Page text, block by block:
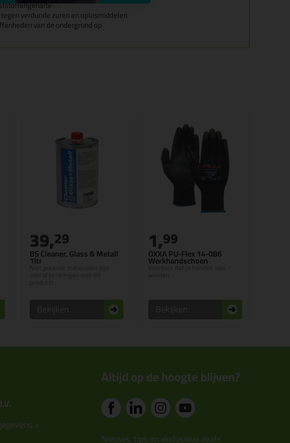
verdunde zuren en oplosmiddelen
van de ondergrond op
BS Cleaner, Glass & Metall
1ltr
Niet poreuze materialen zijn
39,29
OXXA PU-Flex 14-086
Werkhandschoen
Voorkom dat je handen vies
1,99
>
Altijd op de hoogte blijven?
Nieuws, tips en exclusieve deals